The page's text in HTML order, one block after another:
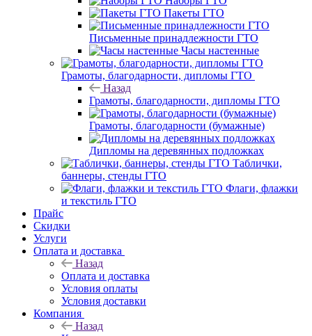
Пакеты ГТО
Письменные принадлежности ГТО
Часы настенные
Грамоты, благодарности, дипломы ГТО
Назад
Грамоты, благодарности, дипломы ГТО
Грамоты, благодарности (бумажные)
Дипломы на деревянных подложках
Таблички,
баннеры, стенды ГТО
Флаги, флажки
и текстиль ГТО
Прайс
Скидки
Услуги
Оплата и доставка
Назад
Оплата и доставка
Условия оплаты
Условия доставки
Компания
Назад